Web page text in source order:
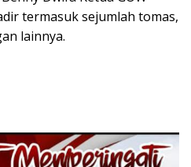
termasuk sejumlah tomas,
lainnya.